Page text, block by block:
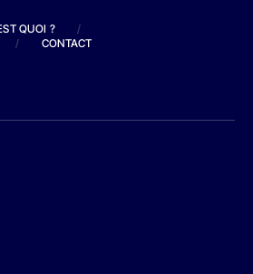
QUOI ?
/
/ CONTACT